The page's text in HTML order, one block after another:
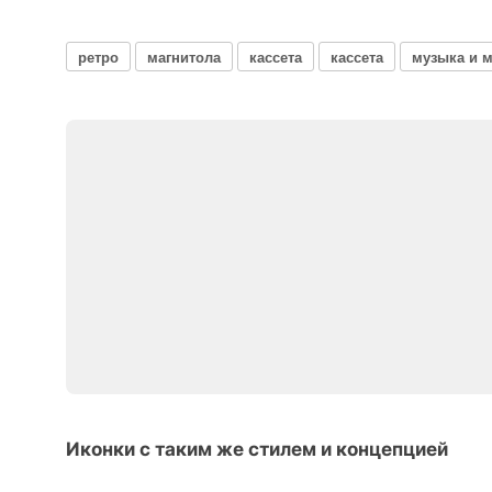
ретро магнитола кассета кассета музыка и
Иконки с таким же стилем и концепцией